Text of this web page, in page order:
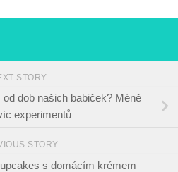
STORY
dob našich babiček? Méně
experimentů
STORY
s domácím krémem